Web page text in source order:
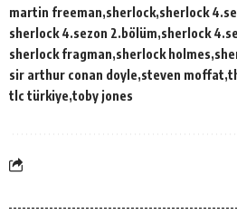
martin freeman sherlock sherlock
sherlock 4.sezon 2.bölüm sherlock
sherlock fragman sherlock holmes
sir arthur conan doyle steven moffat
tlc türkiye toby jones